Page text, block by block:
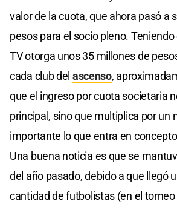
valor de la cuota, que ahora pasó a
pesos para el socio pleno.
TV otorga unos 35 millones de
cada club del ascenso,
que el ingreso por cuota societaria
principal, sino que multiplica por un
importante lo que entra en
Una buena noticia es que se
del año pasado, debido a que llegó
cantidad de futbolistas (en el